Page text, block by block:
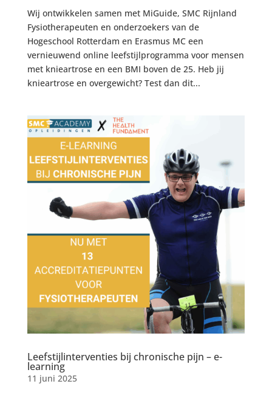
Wij ontwikkelen samen met MiGuide, SMC Rijnland
Fysiotherapeuten en onderzoekers van de
Hogeschool Rotterdam en Erasmus MC een
vernieuwend online leefstijlprogramma voor mensen
met knieartrose en een BMI boven de 25. Heb jij
knieartrose en overgewicht? Test dan dit...
Leefstijlinterventies bij chronische pijn – e-
learning
11 juni 2025